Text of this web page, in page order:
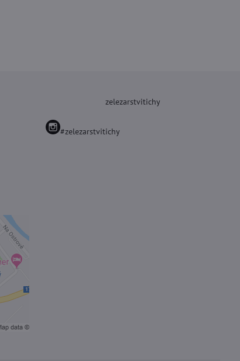
zelezarstvitichy
#zelezarstvitichy